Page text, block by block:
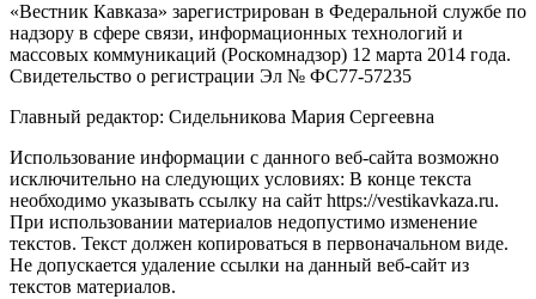
«Вестник Кавказа» зарегистрирован в Федеральной службе по
надзору в сфере связи, информационных технологий и
массовых коммуникаций (Роскомнадзор) 12 марта 2014 года.
Свидетельство о регистрации Эл № ФС77-57235
Главный редактор: Сидельникова Мария Сергеевна
Использование информации с данного веб-сайта возможно
исключительно на следующих условиях: В конце текста
необходимо указывать ссылку на сайт https://vestikavkaza.ru.
При использовании материалов недопустимо изменение
текстов. Текст должен копироваться в первоначальном виде.
Не допускается удаление ссылки на данный веб-сайт из
текстов материалов.